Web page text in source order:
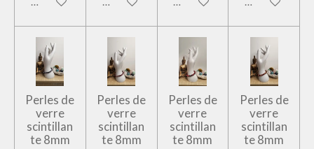
Perles de
verre
scintillan
te 8mm
Perles de
verre
scintillan
te 8mm
Perles de
verre
scintillan
te 8mm
Perles de
verre
scintillan
te 8mm